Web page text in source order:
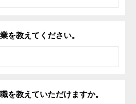
を教えてください。
を教えていただけますか。